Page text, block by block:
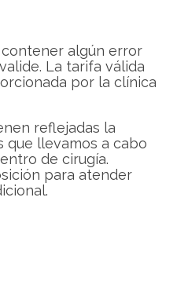
algún error
La tarifa válida
por la clínica
reflejadas la
que llevamos a cabo
de cirugía.
para atender